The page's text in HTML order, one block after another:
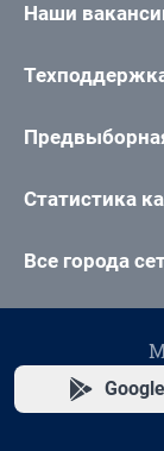
Наши
Статистика
Все города